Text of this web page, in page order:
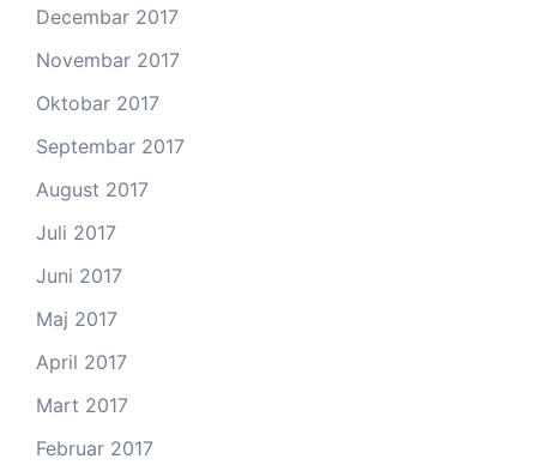
Decembar 2017
Novembar 2017
Oktobar 2017
Septembar 2017
August 2017
Juli 2017
Juni 2017
Maj 2017
April 2017
Mart 2017
Februar 2017